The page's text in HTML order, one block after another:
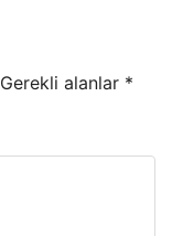
Gerekli alanlar *